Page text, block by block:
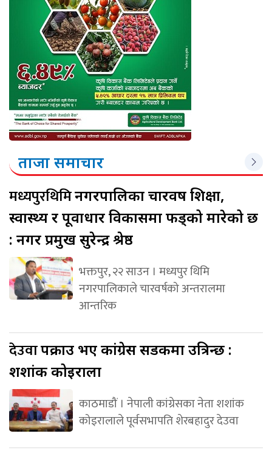
ताजा समाचार
मध्यपुरथिमिनगरपालिका चारवर्ष शिक्षा,
स्वास्थ्य र पूर्वाधार विकासमा फड्को मारेको छ
: नगर प्रमुख सुरेन्द्र श्रेष्ठ
भक्तपुर, २२ साउन । मध्यपुर थिमि
नगरपालिकाले चारवर्षको अन्तरालमा
आन्तरिक
देउवापक्राउ भए कांग्रेस सडकमा उत्रिन्छ :
शशांक कोइराला
काठमाडौं । नेपाली कांग्रेसका नेता शशांक
कोइरालाले पूर्वसभापति शेरबहादुर देउवा